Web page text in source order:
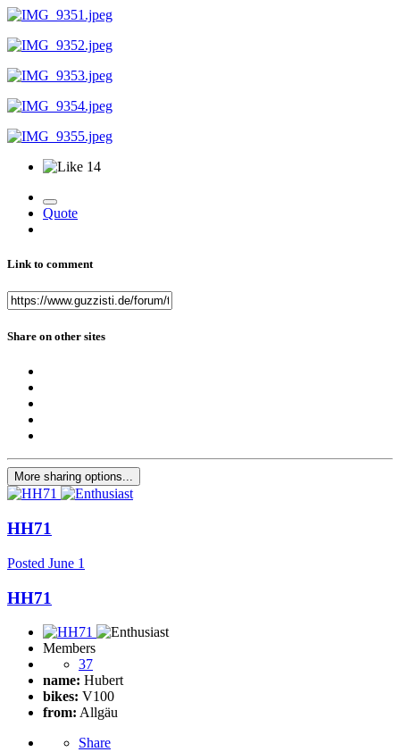
14
Quote
Link to comment
Share on other sites
More sharing options...
HH71
Posted June 1
HH71
Members
37
name: Hubert
bikes: V100
from: Allgäu
Share